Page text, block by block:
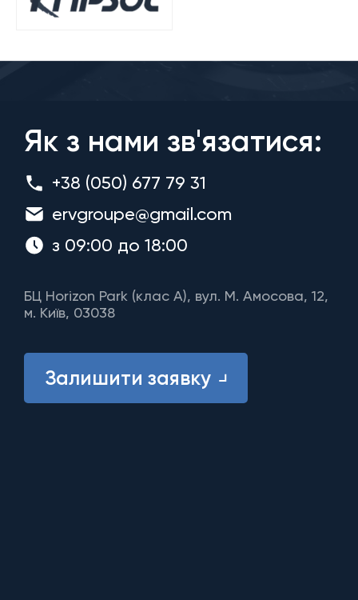
Як з нами зв'язатися:
+38 (050) 677 79 31
ervgroupe@gmail.com
з 09:00 до 18:00
БЦ Horizon Park (клас A), вул. М. Амосова, 12,
м. Київ, 03038
Залишити заявку